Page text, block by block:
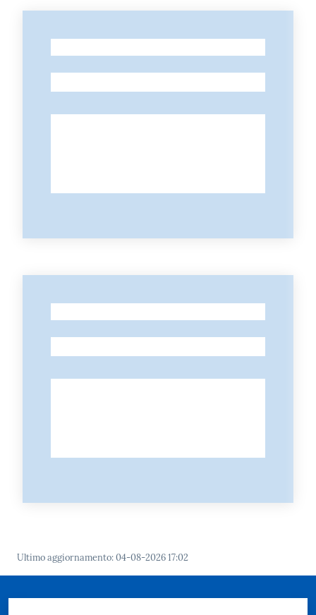
-
-
Ultimo aggiornamento:04-08-2026 17:02